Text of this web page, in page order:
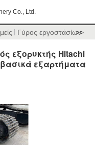
Co., Ltd.
Γύρος εργοστασίων
>>
εξορυκτής Hitachi
εξαρτήματα